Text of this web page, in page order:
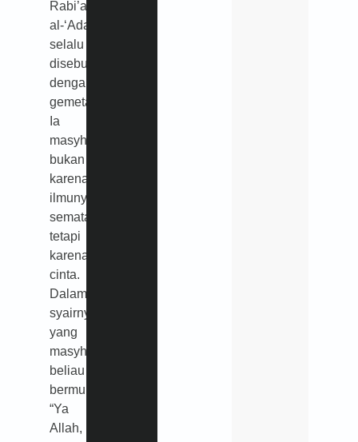
Rabi’ah
al-‘Adawiyah
selalu
disebut
dengan
gemetar.
Ia
masyhur
bukan
karena
ilmunya
semata,
tetapi
karena
cinta.
Dalam
syairnya
yang
masyhur,
beliau
bermunajat:
“Ya
Allah,